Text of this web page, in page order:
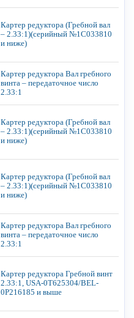
Картер редуктора (Гребной вал
– 2.33:1)(серийный №1C033810
и ниже)
Картер редуктора Вал гребного
винта – передаточное число
2.33:1
Картер редуктора (Гребной вал
– 2.33:1)(серийный №1C033810
и ниже)
Картер редуктора (Гребной вал
– 2.33:1)(серийный №1C033810
и ниже)
Картер редуктора Вал гребного
винта – передаточное число
2.33:1
Картер редуктора Гребной винт
2.33:1, USA-0T625304/BEL-
0P216185 и выше